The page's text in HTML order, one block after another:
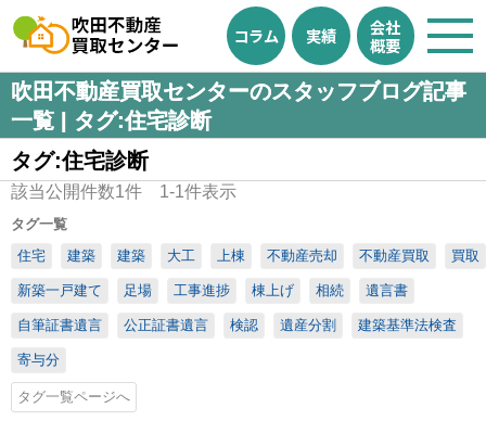
コラム 実績
会社
概要
吹田不動産買取センターのスタッフブログ記事
一覧 | タグ:住宅診断
タグ:住宅診断
該当公開件数1件 1-1件表示
タグ一覧
住宅
建築 建築 大工 上棟 不動産売却 不動産買取 買取
新築一戸建て 足場 工事進捗 棟上げ 相続 遺言書
自筆証書遺言 公正証書遺言 検認 遺産分割 建築基準法検査
寄与分
タグ一覧ページへ